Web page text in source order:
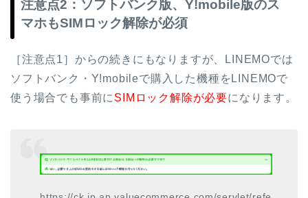
注意点2：ソフトバンク版、Y!mobile版のス
マホもSIMロック解除が必須
［注意点1］からの続きにもなりますが、LINEMOでは
ソフトバンク・Y!mobileで購入した機種をLINEMOで
使う場合でも事前に SIMロック解除が必要になります。